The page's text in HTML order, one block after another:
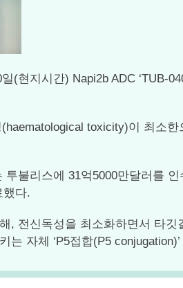
현지시간) Napi2b ADC ‘TUB-
toxicity)이 최소
불리스에 31억5000만달러를
했다.
, 전신독성을 최소화하면서 타
자체 ‘P5접합(P5